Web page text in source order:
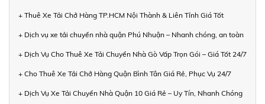
+ Thuê Xe Tải Chở Hàng TP.HCM Nội Thành & Liên Tỉnh Giá Tốt
+ Dịch vụ xe tải chuyển nhà quận Phú Nhuận – Nhanh chóng, an toàn
+ Dịch Vụ Cho Thuê Xe Tải Chuyển Nhà Gò Vấp Trọn Gói – Giá Tốt 24/7
+ Cho Thuê Xe Tải Chở Hàng Quận Bình Tân Giá Rẻ, Phục Vụ 24/7
+ Dịch Vụ Xe Tải Chuyển Nhà Quận 10 Giá Rẻ – Uy Tín, Nhanh Chóng